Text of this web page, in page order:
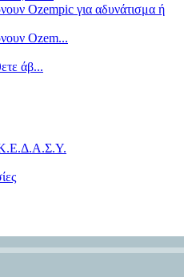
Ozempic για αδυνάτισμα ή
Ozem...
άβ...
Κ.Ε.Δ.Α.Σ.Υ.